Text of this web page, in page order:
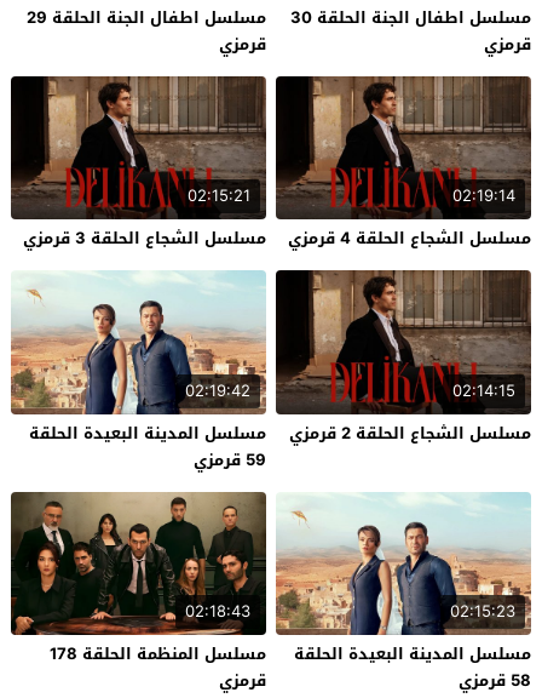
مسلسل اطفال الجنة الحلقة 30
قرمزي
مسلسل اطفال الجنة الحلقة 29
قرمزي
02:19:14
مسلسل الشجاع الحلقة 4 قرمزي
02:15:21
مسلسل الشجاع الحلقة 3 قرمزي
02:14:15
مسلسل الشجاع الحلقة 2 قرمزي
02:19:42
مسلسل المدينة البعيدة الحلقة
59 قرمزي
02:15:23
مسلسل المدينة البعيدة الحلقة
58 قرمزي
02:18:43
مسلسل المنظمة الحلقة 178
قرمزي